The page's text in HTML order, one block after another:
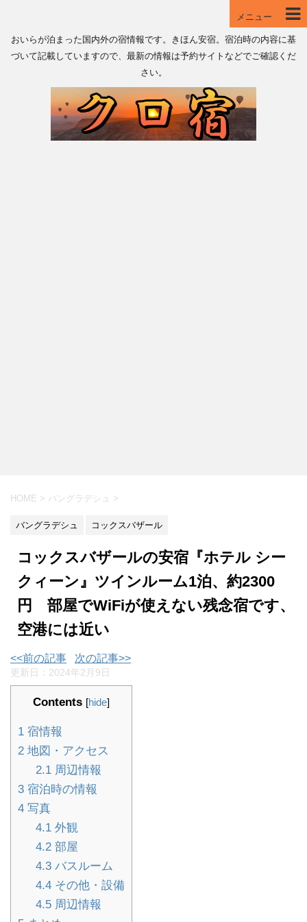
メニュー
おいらが泊まった国内外の宿情報です。きほん安宿。宿泊時の内容に基
づいて記載していますので、最新の情報は予約サイトなどでご確認くだ
さい。
HOME > バングラデシュ >
バングラデシュ コックスバザール
コックスバザールの安宿『ホテル シー
クィーン』ツインルーム1泊、約2300
円 部屋でWiFiが使えない残念宿です、
空港には近い
<<前の記事 次の記事>>
更新日： 2024年2月9日
Contents [hide]
1 宿情報
2 地図・アクセス
2.1周辺情報
3 宿泊時の情報
4 写真
4.1外観
4.2部屋
4.3バスルーム
4.4その他・設備
4.5周辺情報